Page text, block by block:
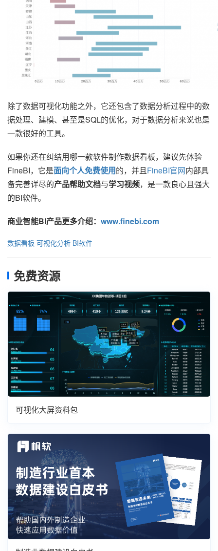
除了数据可视化功能之外，它还包含了数据分析过程中的数
据处理、建模、甚至是SQL的优化，对于数据分析来说也是
一款很好的工具。
如果你还在纠结用哪一款软件制作数据看板，建议先体验
FineBI，它是面向个人免费使用的，并且FineBI官网内部具
备完善详尽的产品帮助文档与学习视频，是一款良心且强大
的BI软件。
商业智能BI产品更多介绍： www.finebi.com
数据看板 可视化分析 BI软件
免费资源
可视化大屏资料包